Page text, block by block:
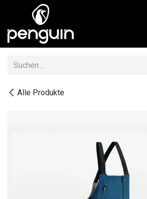
Zum Inhalt springen
Alle Produkte